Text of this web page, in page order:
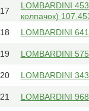
17
LOMBARDINI
колпачок)
18
LOMBARDINI
19 LOMBARDINI
20 LOMBARDINI
21 LOMBARDINI